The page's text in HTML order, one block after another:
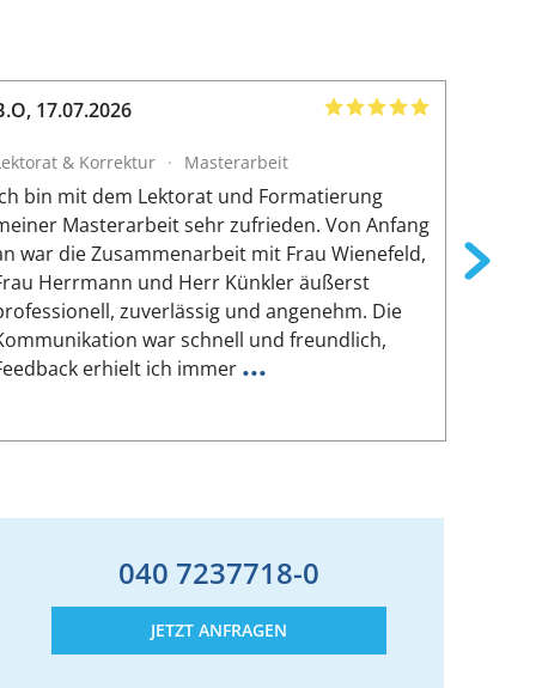
, 17.07.2026
& Korrektur · Masterarbeit
bin mit dem Lektorat und Formatierung
Masterarbeit sehr zufrieden. Von Anfang
war die Zusammenarbeit mit Frau Wienefeld,
Herrmann und Herr Künkler äußerst
zuverlässig und angenehm. Die
war schnell und freundlich,
erhielt ich immer ...
von
040 7237718-0
JETZT ANFRAGEN